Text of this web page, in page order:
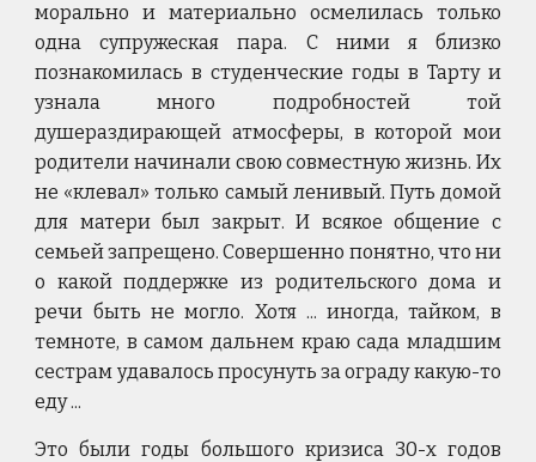
морально и материально осмелилась только
одна супружеская пара. С ними я близко
познакомилась в студенческие годы в Тарту и
узнала много подробностей той
душераздирающей атмосферы, в которой мои
родители начинали свою совместную жизнь. Их
не «клевал» только самый ленивый. Путь домой
для матери был закрыт. И всякое общение с
семьей запрещено. Совершенно понятно, что ни
о какой поддержке из родительского дома и
речи быть не могло. Хотя ... иногда, тайком, в
темноте, в самом дальнем краю сада младшим
сестрам удавалось просунуть за ограду какую-то
еду ...
Это были годы большого кризиса 30-х годов